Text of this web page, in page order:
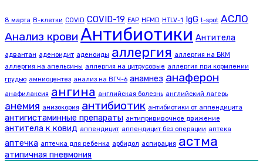
8 марта B-клетки COVID COVID-19 EAP HFMD HTLV-1 IgG t-spot АСЛО
Анализ крови Антибиотики Антитела
адвантан аденоидит аденоиды аллергия аллергия на БКМ
аллергия на апельсины аллергия на цитрусовые аллергия при кормлении
грудью амниоцентез анализ на ВГЧ-6 анамнез анаферон
анафилаксия ангина английская болезнь английский лагерь
анемия анизокория антибиотик антибиотики от аппендицита
антигистаминные препараты антипрививочное движение
антитела к ковид аппендицит аппендицит без операции аптека
аптечка аптечка для ребенка арбидол аспирация астма
атипичная пневмония